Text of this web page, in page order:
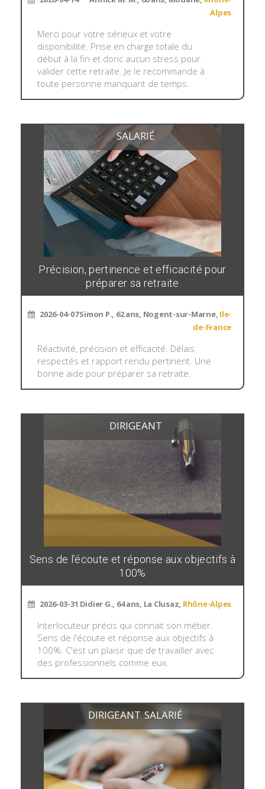
Alpes
Merci pour votre sérieux et votre
disponibilité. Prise en charge totale du
début à la fin et donc aucun stress pour
valider cette retraite. Je le recommande à
toute personne manquant de temps.
SALARIÉ
Précision, pertinence et efficacité pour
préparer sa retraite
2026-04-07Simon P., 62 ans, Nogent-sur-Marne, Ile-
de-France
Réactivité, précision et efficacité. Délais
respectés et rapport rendu pertinent. Une
bonne aide pour préparer sa retraite.
DIRIGEANT
Sens de l’écoute et réponse aux objectifs à
100%
2026-03-31 Didier G., 64 ans, La Clusaz, Rhône-Alpes
Interlocuteur précis qui connait son métier.
Sens de l'écoute et réponse aux objectifs à
100%. C'est un plaisir que de travailler avec
des professionnels comme eux.
DIRIGEANT,SALARIÉ